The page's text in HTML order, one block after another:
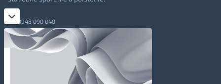
0948 090 040
+421 948 090 051
info@totalmoney.sk
Levočská 866, Poprad, 058 01